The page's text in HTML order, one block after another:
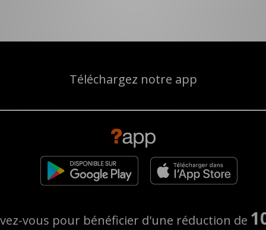
Téléchargez notre app
vous pour bénéficier d'une réduction de